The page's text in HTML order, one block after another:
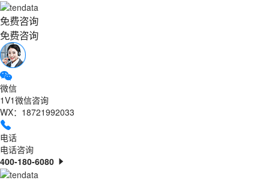
免费咨询
免费咨询
微信
1V1微信咨询
WX：18721992033
电话
电话咨询
400-180-6080